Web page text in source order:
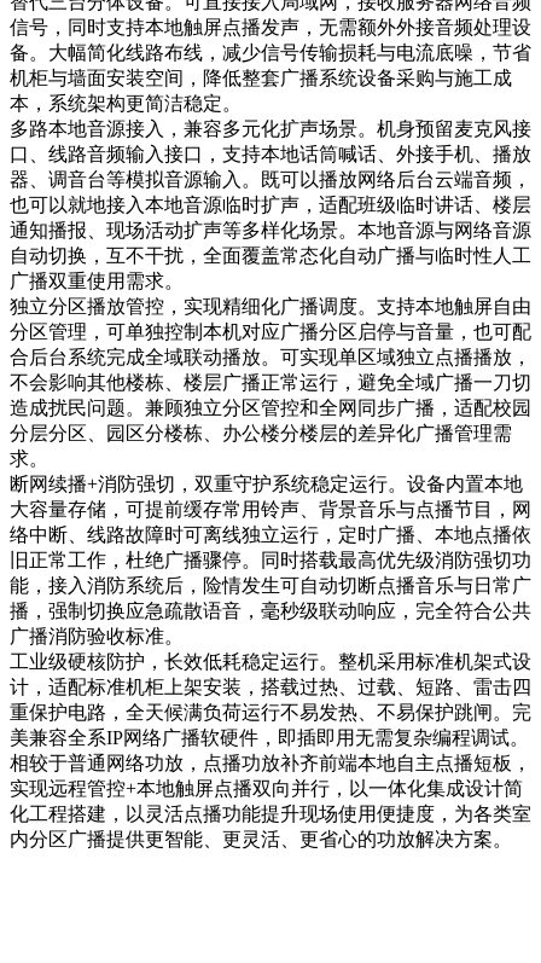
信号，同时支持本地触屏点播发声，无需额外外接音频处理设
备。大幅简化线路布线，减少信号传输损耗与电流底噪，节省
机柜与墙面安装空间，降低整套广播系统设备采购与施工成
本，系统架构更简洁稳定。
多路本地音源接入，兼容多元化扩声场景。机身预留麦克风接
口、线路音频输入接口，支持本地话筒喊话、外接手机、播放
器、调音台等模拟音源输入。既可以播放网络后台云端音频，
也可以就地接入本地音源临时扩声，适配班级临时讲话、楼层
通知播报、现场活动扩声等多样化场景。本地音源与网络音源
自动切换，互不干扰，全面覆盖常态化自动广播与临时性人工
广播双重使用需求。
独立分区播放管控，实现精细化广播调度。支持本地触屏自由
分区管理，可单独控制本机对应广播分区启停与音量，也可配
合后台系统完成全域联动播放。可实现单区域独立点播播放，
不会影响其他楼栋、楼层广播正常运行，避免全域广播一刀切
造成扰民问题。兼顾独立分区管控和全网同步广播，适配校园
分层分区、园区分楼栋、办公楼分楼层的差异化广播管理需
求。
断网续播+消防强切，双重守护系统稳定运行。设备内置本地
大容量存储，可提前缓存常用铃声、背景音乐与点播节目，网
络中断、线路故障时可离线独立运行，定时广播、本地点播依
旧正常工作，杜绝广播骤停。同时搭载最高优先级消防强切功
能，接入消防系统后，险情发生可自动切断点播音乐与日常广
播，强制切换应急疏散语音，毫秒级联动响应，完全符合公共
广播消防验收标准。
工业级硬核防护，长效低耗稳定运行。整机采用标准机架式设
计，适配标准机柜上架安装，搭载过热、过载、短路、雷击四
重保护电路，全天候满负荷运行不易发热、不易保护跳闸。完
美兼容全系IP网络广播软硬件，即插即用无需复杂编程调试。
相较于普通网络功放，点播功放补齐前端本地自主点播短板，
实现远程管控+本地触屏点播双向并行，以一体化集成设计简
化工程搭建，以灵活点播功能提升现场使用便捷度，为各类室
内分区广播提供更智能、更灵活、更省心的功放解决方案。